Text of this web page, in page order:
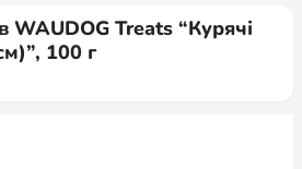
WAUDOG Treats “Курячі
100 г